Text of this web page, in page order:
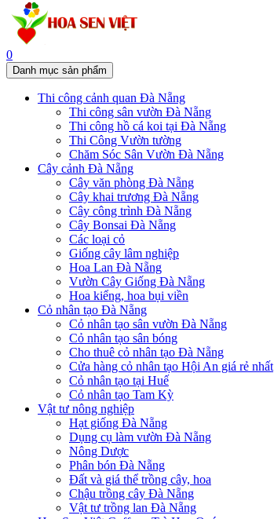
0
Danh mục sản phẩm
Thi công cảnh quan Đà Nẵng
Thi công sân vườn Đà Nẵng
Thi công hồ cá koi tại Đà Nẵng
Thi Công Vườn tường
Chăm Sóc Sân Vườn Đà Nẵng
Cây cảnh Đà Nẵng
Cây văn phòng Đà Nẵng
Cây khai trương Đà Nẵng
Cây công trình Đà Nẵng
Cây Bonsai Đà Nẵng
Các loại cỏ
Giống cây lâm nghiệp
Hoa Lan Đà Nẵng
Vườn Cây Giống Đà Nẵng
Hoa kiểng, hoa bụi viền
Cỏ nhân tạo Đà Nẵng
Cỏ nhân tạo sân vườn Đà Nẵng
Cỏ nhân tạo sân bóng
Cho thuê cỏ nhân tạo Đà Nẵng
Cửa hàng cỏ nhân tạo Hội An giá rẻ nhất
Cỏ nhân tạo tại Huế
Cỏ nhân tạo Tam Kỳ
Vật tư nông nghiệp
Hạt giống Đà Nẵng
Dụng cụ làm vườn Đà Nẵng
Nông Dược
Phân bón Đà Nẵng
Đất và giá thể trồng cây, hoa
Chậu trồng cây Đà Nẵng
Vật tư trồng lan Đà Nẵng